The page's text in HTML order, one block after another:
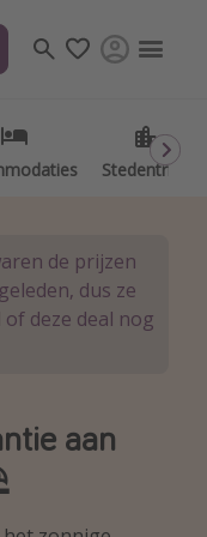
Stedentrips
Stedentrips
de prijzen
dus ze
deze deal nog
aan